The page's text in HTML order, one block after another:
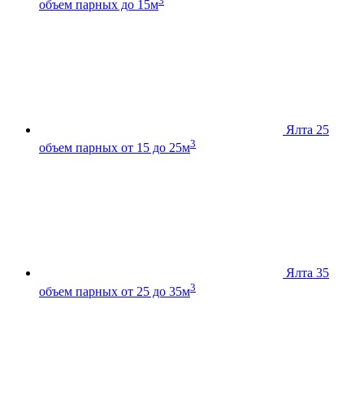
объем парных до 15м
Ялта 25
объем парных от 15 до 25м3
Ялта 35
объем парных от 25 до 35м3